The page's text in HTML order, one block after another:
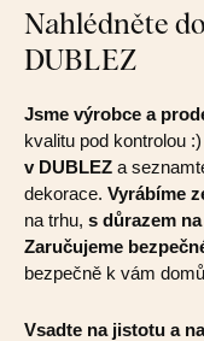
Nahlédněte
DUBLEZ
Jsme výrobce a
kvalitu pod kontrolou :)
v DUBLEZ a
dekorace. Vyrábíme
na trhu, s důrazem
Zaručujeme
bezpečně k vám
Vsadte na jistotu a